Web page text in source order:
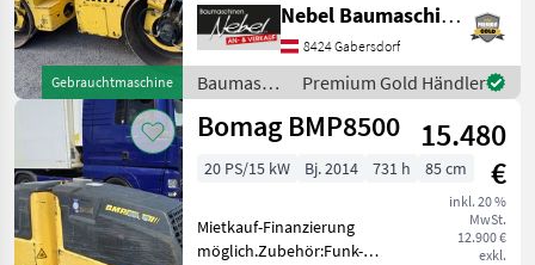
Gebrauchtmaschine
Nebel Baumaschinen
8424 Gabersdorf
Baumaschinen
/ Bomag
Premium Gold Händler
Bomag BMP8500
15.480
€
inkl. 20 %
MwSt.
12.900 €
exkl.
20 PS/15 kW Bj. 2014 731 h 85 cm
Mietkauf-Finanzierung
möglich.Zubehör:Funk-